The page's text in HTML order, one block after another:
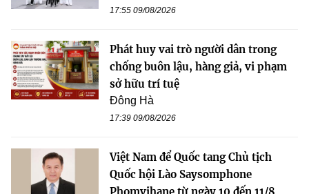
17:55 09/08/2026
Phát huy vai trò người dân trong
chống buôn lậu, hàng giả, vi phạm
sở hữu trí tuệ
Đông Hà
17:39 09/08/2026
Việt Nam để Quốc tang Chủ tịch
Quốc hội Lào Saysomphone